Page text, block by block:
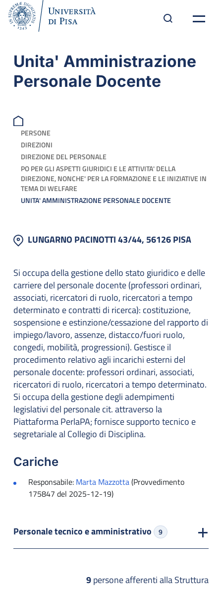
Unita' Amministrazione
Personale Docente
PERSONE
DIREZIONI
DIREZIONE DEL PERSONALE
PO PER GLI ASPETTI GIURIDICI E LE ATTIVITA' DELLA
DIREZIONE, NONCHE' PER LA FORMAZIONE E LE INIZIATIVE IN
TEMA DI WELFARE
UNITA' AMMINISTRAZIONE PERSONALE DOCENTE
LUNGARNO PACINOTTI 43/44, 56126 PISA
Si occupa della gestione dello stato giuridico e delle
carriere del personale docente (professori ordinari,
associati, ricercatori di ruolo, ricercatori a tempo
determinato e contratti di ricerca): costituzione,
sospensione e estinzione/cessazione del rapporto di
impiego/lavoro, assenze, distacco/fuori ruolo,
congedi, mobilità, progressioni). Gestisce il
procedimento relativo agli incarichi esterni del
personale docente: professori ordinari, associati,
ricercatori di ruolo, ricercatori a tempo determinato.
Si occupa della gestione degli adempimenti
legislativi del personale cit. attraverso la
Piattaforma PerlaPA; fornisce supporto tecnico e
segretariale al Collegio di Disciplina.
Cariche
Responsabile: Marta Mazzotta(Provvedimento
175847 del 2025-12-19)
Personale tecnico e amministrativo 9
9persone afferenti alla Struttura